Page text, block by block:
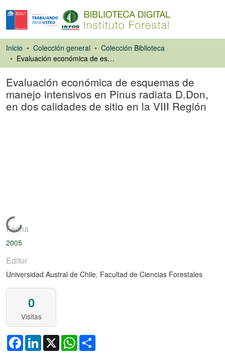
Inicio Colección general
Colección Biblioteca
Evaluación económica de esquemas de manejo intensivos en Pinus radiata D.Don, en dos calidades de sitio en la VIII Región
Evaluación económica de esquemas de
manejo intensivos en Pinus radiata D.Don,
en dos calidades de sitio en la VIII Región
Cargando...
Fecha
2005
Editor
Universidad Austral de Chile. Facultad de Ciencias Forestales
0
Visitas
FacebookLinkedIn
X WhatsApp